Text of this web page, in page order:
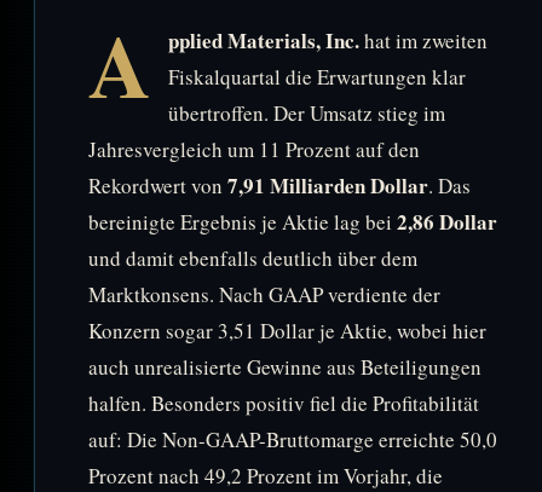
A pplied Materials, Inc.hat im zweiten
Fiskalquartal die Erwartungen klar
übertroffen. Der Umsatz stieg im
Jahresvergleich um 11 Prozent auf den
Rekordwert von 7,91 Milliarden Dollar. Das
bereinigte Ergebnis je Aktie lag bei 2,86 Dollar
und damit ebenfalls deutlich über dem
Marktkonsens. Nach GAAP verdiente der
Konzern sogar 3,51 Dollar je Aktie, wobei hier
auch unrealisierte Gewinne aus Beteiligungen
halfen. Besonders positiv fiel die Profitabilität
auf: Die Non-GAAP-Bruttomarge erreichte 50,0
Prozent nach 49,2 Prozent im Vorjahr, die